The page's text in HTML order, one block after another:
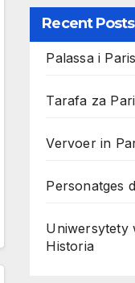
Recent Posts
Palassa i Paris
Tarafa za
Vervoer in
Personatges
Uniwersytety
Historia